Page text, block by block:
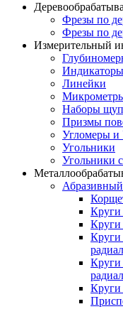
Фрезы по
Фрезы по
Измерительный
Индикаторы
Линейки
Наборы
Призмы
Угломеры и
Угольники
Угольники
Круги
Круги
Круги
Круги